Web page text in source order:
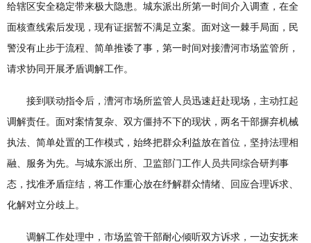
给辖区安全稳定带来极大隐患。城东派出所第一时间介入调查，在全
面核查线索后发现，现有证据暂不满足立案。面对这一棘手局面，民
警没有止步于流程、简单推诿了事，第一时间对接漕河市场监管所，
请求协同开展矛盾调解工作。
接到联动指令后，漕河市场所监管人员迅速赶赴现场，主动扛起
调解责任。面对案情复杂、双方僵持不下的现状，两名干部摒弃机械
执法、简单处置的工作模式，始终把群众利益放在首位，坚持法理相
融、服务为先。与城东派出所、卫监部门工作人员共同综合研判事
态，找准矛盾症结，将工作重心放在纾解群众情绪、回应合理诉求、
化解对立分歧上。
调解工作处理中，市场监管干部耐心倾听双方诉求，一边安抚来